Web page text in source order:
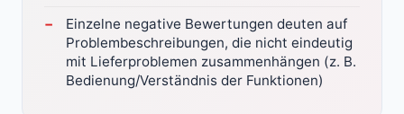
Einzelne negative Bewertungen deuten auf
Problembeschreibungen, die nicht eindeutig
mit Lieferproblemen zusammenhängen (z. B.
Bedienung/Verständnis der Funktionen)